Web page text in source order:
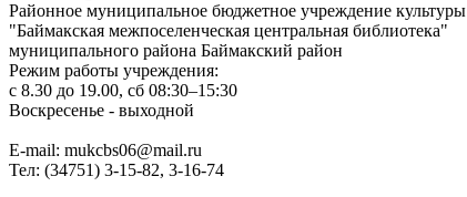
Районное муниципальное бюджетное учреждение культуры
"Баймакская межпоселенческая центральная библиотека"
муниципального района Баймакский район
Режим работы учреждения:
с 8.30 до 19.00, сб 08:30–15:30
Воскресенье - выходной
Е-mail: mukcbs06@mail.ru
Тел: (34751) 3-15-82, 3-16-74